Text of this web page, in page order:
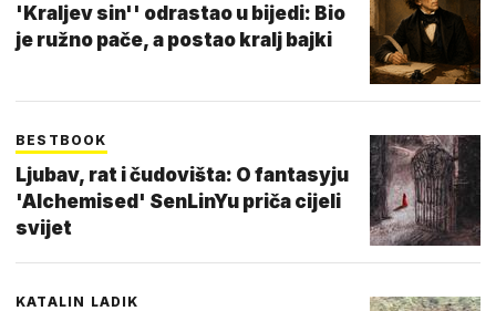
'Kraljev sin'' odrastao u bijedi: Bio
je ružno pače, a postao kralj bajki
BESTBOOK
Ljubav, rat i čudovišta: O fantasyju
'Alchemised' SenLinYu priča cijeli
svijet
KATALIN LADIK